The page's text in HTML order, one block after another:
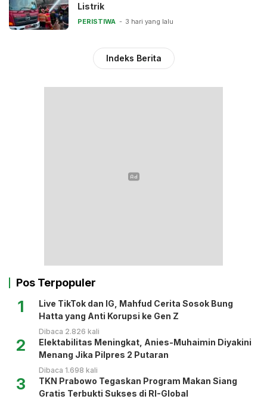
Listrik
PERISTIWA 3 hari yang lalu
Indeks Berita
Pos Terpopuler
1
Live TikTok dan IG, Mahfud Cerita Sosok Bung
Hatta yang Anti Korupsi ke Gen Z
Dibaca 2.826 kali
2
Elektabilitas Meningkat, Anies-Muhaimin Diyakini
Menang Jika Pilpres 2 Putaran
Dibaca 1.698 kali
3
TKN Prabowo Tegaskan Program Makan Siang
Gratis Terbukti Sukses di RI-Global